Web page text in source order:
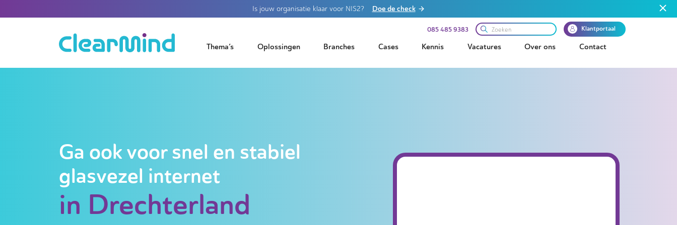
Is jouw organisatie klaar voor NIS2? Doe de check
085 485 9383 Klantportaal
Thema’s Oplossingen Branches Cases Kennis Vacatures Over ons Contact
Ga ook voor snel en stabiel
glasvezel internet
in Drechterland